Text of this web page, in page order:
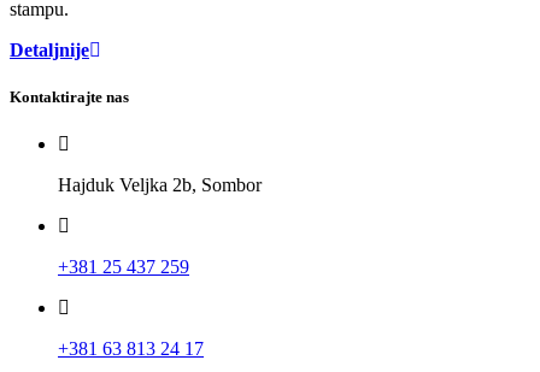
stampu.
Detaljnije
Kontaktirajte nas
Hajduk Veljka 2b, Sombor
+381 25 437 259
+381 63 813 24 17